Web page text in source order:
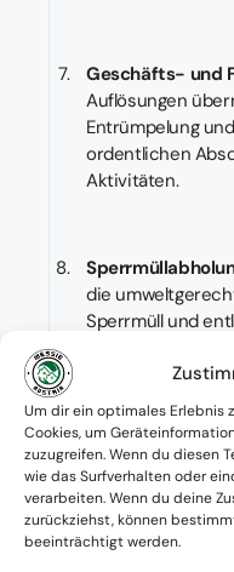
Um dir ein optimales Erlebnis
Cookies, um
zuzugreifen. Wenn du diesen
wie das Surfverhalten oder
verarbeiten. Wenn du deine
zurückziehst, können
beeinträchtigt werden.
Geschäfts- und
Auflösungen
Entrümpelung
ordentlichen
Aktivitäten.
die
Sperrmüll und
Entrümpelung
Auch bei der
Seite und
Übergabe.